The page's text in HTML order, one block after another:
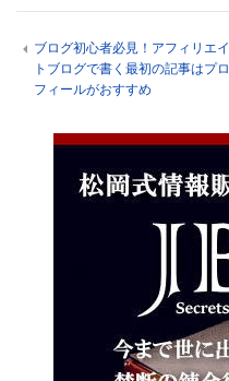
ブログ初心者必見！アフィリエイ
トブログで書く最初の記事はプロ
フィールがおすすめ